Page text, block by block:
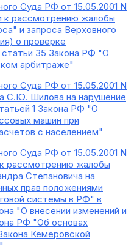
Суда РФ от 15.05.2001 N
к рассмотрению жалобы
и запроса Верховного
о проверке
статьи 35 Закона РФ "О
арбитраже"
Суда РФ от 15.05.2001 N
С.Ю. Шилова на нарушение
1 Закона РФ "О
машин при
с населением"
Суда РФ от 15.05.2001 N
рассмотрению жалобы
Степановича на
прав положениями
системы в РФ" в
"О внесении изменений и
РФ "Об основах
Кемеровской